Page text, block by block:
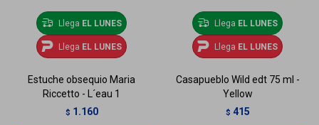
Llega EL LUNES
Llega EL LUNES
Estuche obsequio Maria
Riccetto - L´eau 1
$ 1.160
Llega EL LUNES
Llega EL LUNES
Casapueblo Wild edt 75 ml -
Yellow
$ 415